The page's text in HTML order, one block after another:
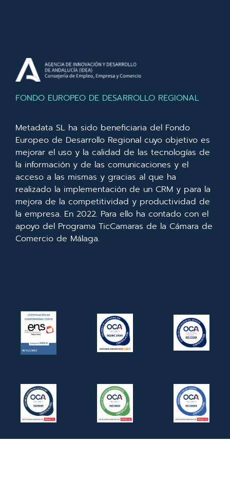
FONDO EUROPEO DE DESARROLLO REGIONAL
Metadata SL ha sido beneficiaria del Fondo
Europeo de Desarrollo Regional cuyo objetivo es
mejorar el uso y la calidad de las tecnologías de
la información y de las comunicaciones y el
acceso a las mismas y gracias al que ha
realizado la implementación de un CRM y para la
mejora de la competitividad y productividad de
la empresa. En 2022. Para ello ha contado con el
apoyo del Programa TicCamaras de la Cámara de
Comercio de Málaga.